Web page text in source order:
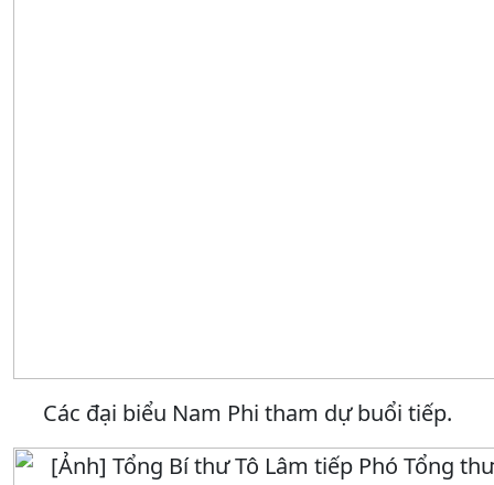
Các đại biểu Nam Phi tham dự buổi tiếp.